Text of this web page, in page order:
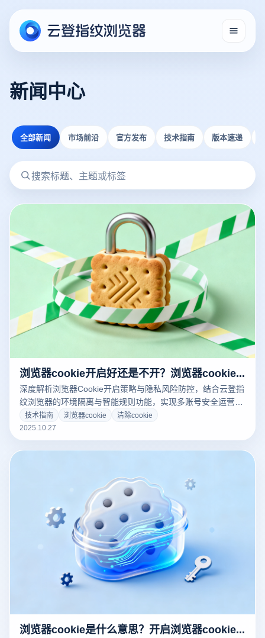
新闻中心
全部新闻 市场前沿 官方发布 技术指南 版本速递
浏览器cookie开启好还是不开？浏览器cookie功能怎么开启？
深度解析浏览器Cookie开启策略与隐私风险防控，结合云登指
纹浏览器的环境隔离与智能规则功能，实现多账号安全运营。
附各平台Cookie开启教程及场景化决策指南。
技术指南 浏览器cookie
清除cookie
2025.10.27
浏览器cookie是什么意思？开启浏览器cookie是什么意思？